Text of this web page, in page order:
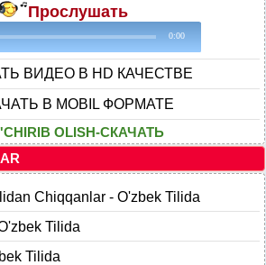
Прослушать
0:00
ВИДЕО В HD КАЧЕСТВЕ
В MOBIL ФОРМАТЕ
OLISH-СКАЧАТЬ
Chiqqanlar - O'zbek Tilida
Tilida
Tilida